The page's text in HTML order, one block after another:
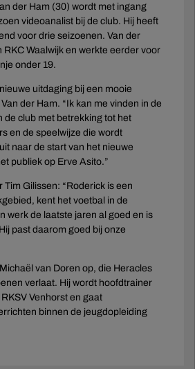
der Ham (30) wordt met ingang
videoanalist bij de club. Hij heeft
voor drie seizoenen. Van der
RKC Waalwijk en werkte eerder voor
onder 19.
uitdaging bij een mooie
der Ham. “Ik kan me vinden in de
de club met betrekking tot het
en de speelwijze die wordt
naar de start van het nieuwe
publiek op Erve Asito.”
Tim Gilissen: “Roderick is een
kent het voetbal in de
werk de laatste jaren al goed en is
past daarom goed bij onze
van Doren op, die Heracles
verlaat. Hij wordt hoofdtrainer
Venhorst en gaat
binnen de jeugdopleiding